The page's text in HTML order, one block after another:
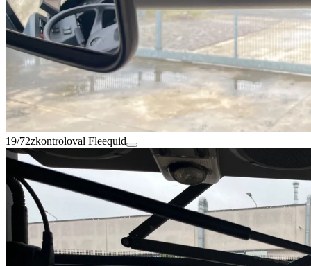
19/72zkontroloval Fleequid